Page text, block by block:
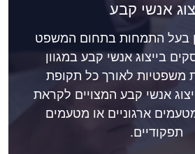
אנשי קבע
בעל התמחות בתחום המשפט
בייצוג אנשי קבע במגוון
משפטיות לאורך כל תקופת
אנשי קבע המצויים לקראת
ארגוניים או מטעמים
תפקודיים.